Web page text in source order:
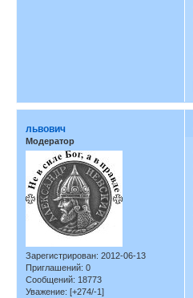
львович
Модератор
Зарегистрирован: 2012-06-13
Приглашений: 0
Сообщений: 18773
Уважение: [+274/-1]